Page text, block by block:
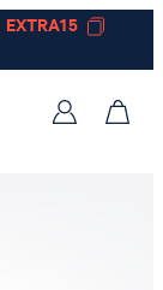
EXTRA15